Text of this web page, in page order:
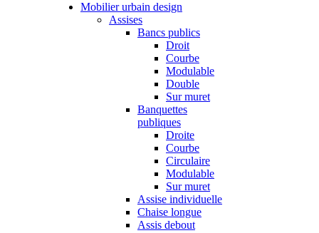
Mobilier urbain design
Assises
Bancs publics
Droit
Courbe
Modulable
Double
Sur muret
Banquettes
publiques
Droite
Courbe
Circulaire
Modulable
Sur muret
Assise individuelle
Chaise longue
Assis debout